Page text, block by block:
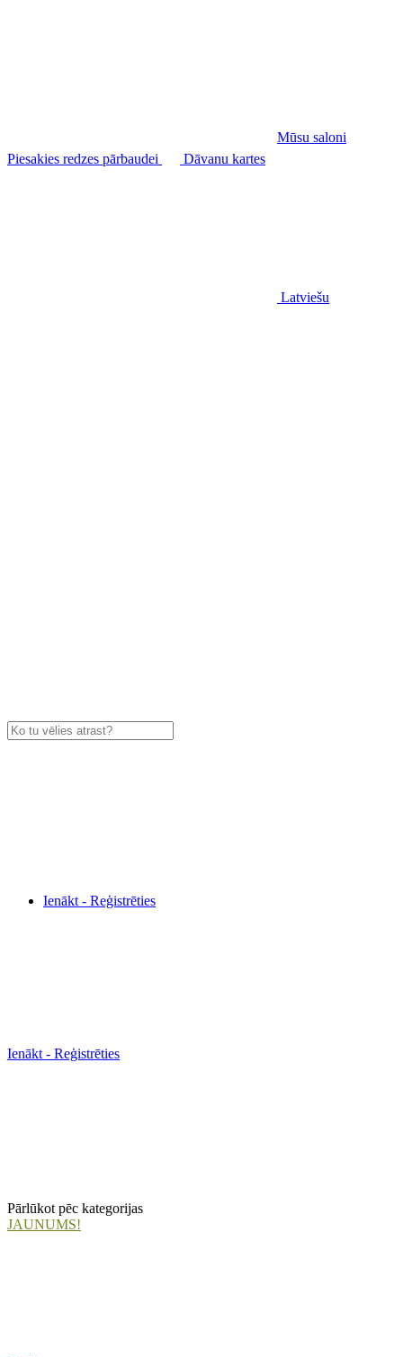
Mūsu saloni
Piesakies redzes pārbaudei
Dāvanu kartes
Latviešu
Ienākt - Reģistrēties
Ienākt - Reģistrēties
Pārlūkot pēc kategorijas
JAUNUMS!